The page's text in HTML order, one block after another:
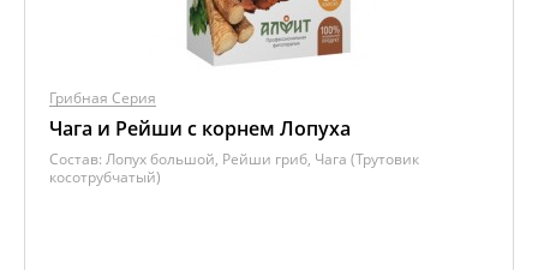
Грибная Серия
Чага и Рейши с корнем Лопуха
Состав: Лопух большой, Рейши гриб, Чага (Трутовик
косотрубчатый)